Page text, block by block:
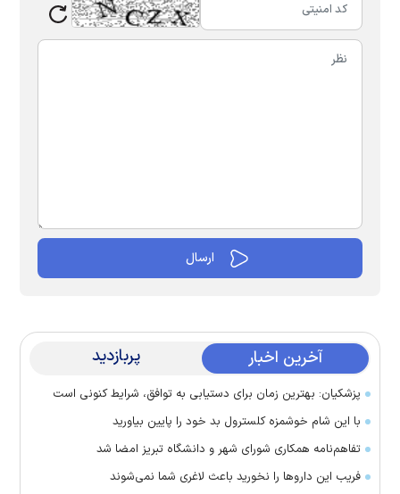
آخرین اخبار پربازدید
پزشکیان: بهترین زمان برای دستیابی به توافق، شرایط کنونی است
با این شام خوشمزه کلسترول بد خود را پایین بیاورید
تفاهم‌نامه همکاری شورای شهر و دانشگاه تبریز امضا شد
فریب این دارو‌ها را نخورید باعث لاغری شما نمی‌شوند